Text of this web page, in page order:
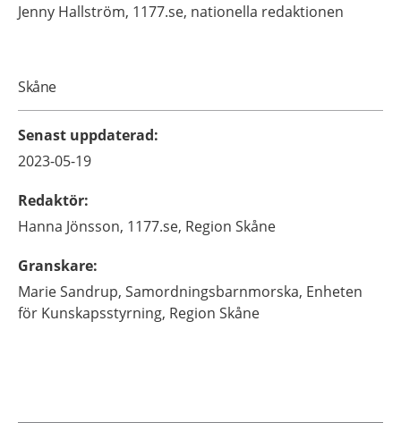
Jenny Hallström, 1177.se, nationella redaktionen
Skåne
Senast uppdaterad:
2023-05-19
Redaktör:
Hanna Jönsson, 1177.se, Region Skåne
Granskare:
MarieSandrup, Samordningsbarnmorska, Enheten
för Kunskapsstyrning, Region Skåne